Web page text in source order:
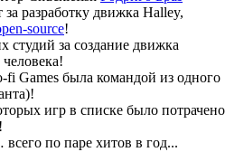
за разработку движка Halley,
source!
студий за создание движка
fi Games была командой из одного
игр в списке было потрачено
по паре хитов в год...